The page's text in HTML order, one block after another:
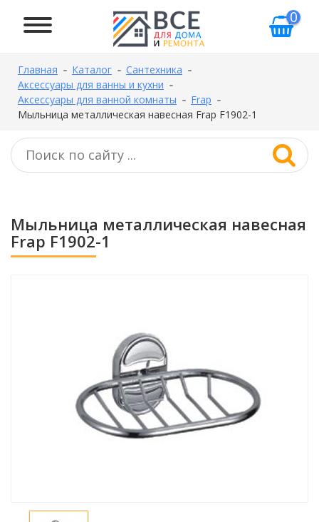
0
Главная Каталог
Сантехника
Аксессуары для ванны и кухни
Аксессуары для ванной комнаты
Frap
Мыльница металлическая навесная Frap F1902-1
Мыльница металлическая навесная
Frap F1902-1